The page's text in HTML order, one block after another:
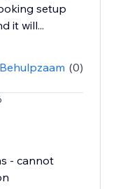
setup
it will...
Behulpzaam (0)
- cannot